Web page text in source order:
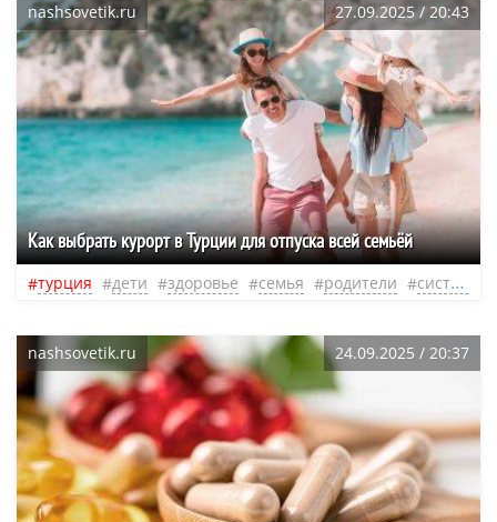
nashsovetik.ru 27.09.2025 / 20:43
Как выбрать курорт в Турции для отпуска всей семьёй
турция дети здоровье семья родители система
nashsovetik.ru 24.09.2025 / 20:37